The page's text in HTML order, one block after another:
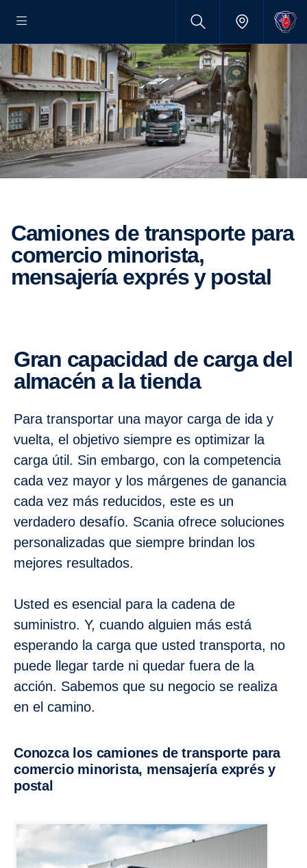
Camiones de transporte para
comercio minorista,
mensajería exprés y postal
Gran capacidad de carga del
almacén a la tienda
Para transportar una mayor carga de ida y
vuelta, el objetivo siempre es optimizar la
carga útil. Sin embargo, con la competencia
cada vez mayor y los márgenes de ganancia
cada vez más reducidos, este es un
verdadero desafío. Scania ofrece soluciones
personalizadas que siempre brindan los
mejores resultados.
Usted es esencial para la cadena de
suministro. Y, cuando alguien más está
esperando la carga que usted transporta, no
puede llegar tarde ni quedar fuera de la
acción. Sabemos que su negocio se realiza
en el camino.
Conozca los camiones de transporte para
comercio minorista, mensajería exprés y
postal